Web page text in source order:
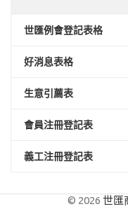
世匯例會登記表格
好消息表格
生意引薦表
會員注冊登記表
義工注冊登記表
© 2026 世匯